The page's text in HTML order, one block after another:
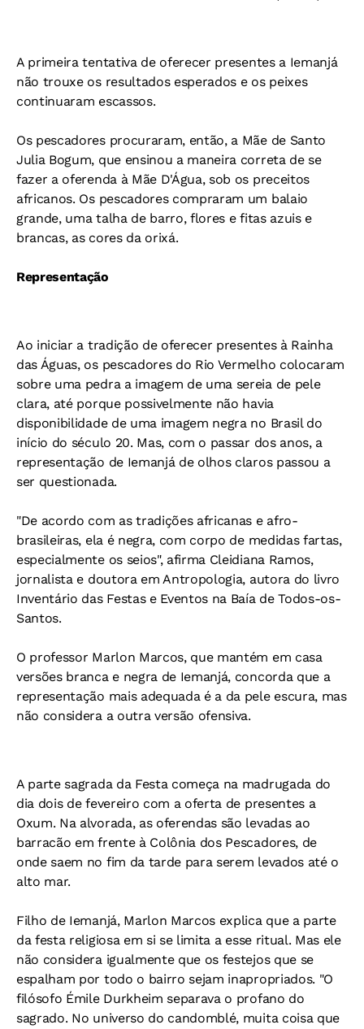
A primeira tentativa de oferecer presentes a Iemanjá
não trouxe os resultados esperados e os peixes
continuaram escassos.
Os pescadores procuraram, então, a Mãe de Santo
Julia Bogum, que ensinou a maneira correta de se
fazer a oferenda à Mãe D'Água, sob os preceitos
africanos. Os pescadores compraram um balaio
grande, uma talha de barro, flores e fitas azuis e
brancas, as cores da orixá.
Representação
Ao iniciar a tradição de oferecer presentes à Rainha
das Águas, os pescadores do Rio Vermelho colocaram
sobre uma pedra a imagem de uma sereia de pele
clara, até porque possivelmente não havia
disponibilidade de uma imagem negra no Brasil do
início do século 20. Mas, com o passar dos anos, a
representação de Iemanjá de olhos claros passou a
ser questionada.
"De acordo com as tradições africanas e afro-
brasileiras, ela é negra, com corpo de medidas fartas,
especialmente os seios", afirma Cleidiana Ramos,
jornalista e doutora em Antropologia, autora do livro
Inventário das Festas e Eventos na Baía de Todos-os-
Santos.
O professor Marlon Marcos, que mantém em casa
versões branca e negra de Iemanjá, concorda que a
representação mais adequada é a da pele escura, mas
não considera a outra versão ofensiva.
A parte sagrada da Festa começa na madrugada do
dia dois de fevereiro com a oferta de presentes a
Oxum. Na alvorada, as oferendas são levadas ao
barracão em frente à Colônia dos Pescadores, de
onde saem no fim da tarde para serem levados até o
alto mar.
Filho de Iemanjá, Marlon Marcos explica que a parte
da festa religiosa em si se limita a esse ritual. Mas ele
não considera igualmente que os festejos que se
espalham por todo o bairro sejam inapropriados. "O
filósofo Émile Durkheim separava o profano do
sagrado. No universo do candomblé, muita coisa que